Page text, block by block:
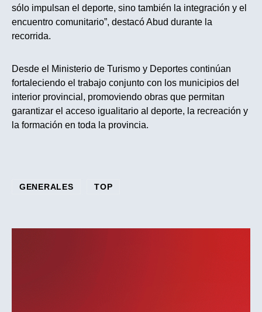
sólo impulsan el deporte, sino también la integración y el
encuentro comunitario”, destacó Abud durante la
recorrida.
Desde el Ministerio de Turismo y Deportes continúan
fortaleciendo el trabajo conjunto con los municipios del
interior provincial, promoviendo obras que permitan
garantizar el acceso igualitario al deporte, la recreación y
la formación en toda la provincia.
GENERALES TOP